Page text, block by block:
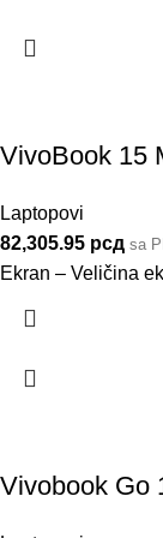
VivoBook 15
Laptopovi
82,305.95 рсд sa
Ekran – Veličina
Vivobook Go